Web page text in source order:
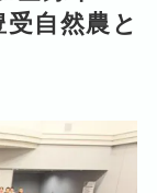
自然農と